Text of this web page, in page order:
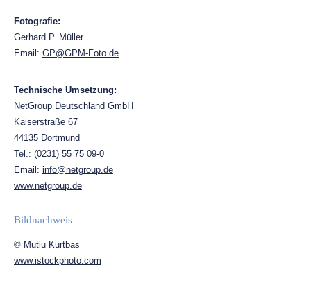
Fotografie:
Gerhard P. Müller
Email: GP@GPM-Foto.de
Technische Umsetzung:
NetGroup Deutschland GmbH
Kaiserstraße 67
44135 Dortmund
Tel.: (0231) 55 75 09-0
Email: info@netgroup.de
www.netgroup.de
Bildnachweis
© Mutlu Kurtbas
www.istockphoto.com